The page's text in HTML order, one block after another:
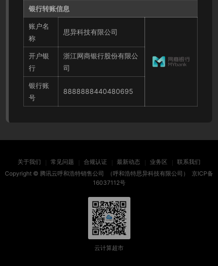
银行转账信息
账户名
称
思异科技有限公司
开户银
行
浙江网商银行股份有限公
司
银行账
号
8888888440480695
关于我们 常见问题 合规认证 最新动态 业务区
联系我们
Copyright © 腾讯云呼和浩特销售公司 （呼和浩特思异科技有限公司） 京ICP备
16037112号
云计算超市